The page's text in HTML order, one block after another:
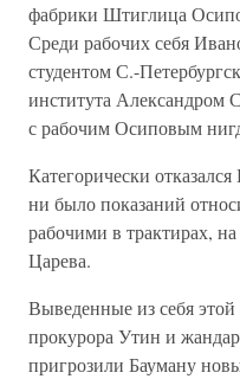
фабрики Штиглица
Среди рабочих себя
студентом С.-
института
с рабочим Осиповым
Категорически
ни было показаний
рабочими в трактирах,
Царева.
Выведенные из себя
прокурора Утин и
пригрозили Бауману